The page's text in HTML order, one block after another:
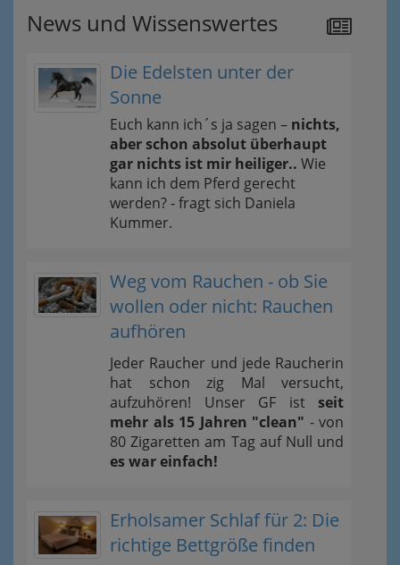
News und Wissenswertes
Die Edelsten unter der
Sonne
Euch kann ich´s ja sagen – nichts,
aber schon absolut überhaupt
gar nichts ist mir heiliger.. Wie
kann ich dem Pferd gerecht
werden? - fragt sich Daniela
Kummer.
Weg vom Rauchen - ob Sie
wollen oder nicht: Rauchen
aufhören
Jeder Raucher und jede Raucherin
hat schon zig Mal versucht,
aufzuhören! Unser GF ist seit
mehr als 15 Jahren "clean" - von
80 Zigaretten am Tag auf Null und
es war einfach!
Erholsamer Schlaf für 2: Die
richtige Bettgröße finden